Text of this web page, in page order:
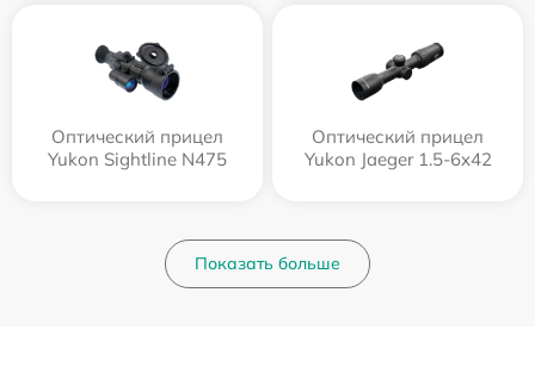
Оптический прицел
Yukon Sightline N475
Оптический прицел
Yukon Jaeger 1.5-6x42
Показать больше